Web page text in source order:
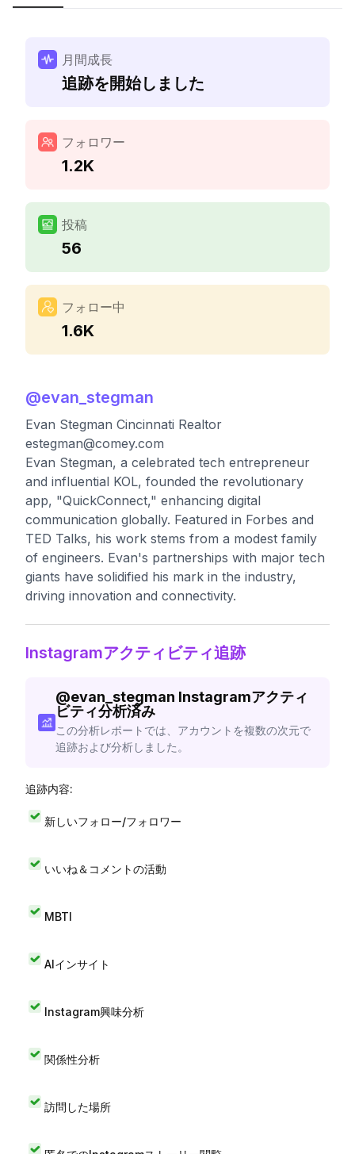
月間成長
追跡を開始しました
フォロワー
1.2K
投稿
56
フォロー中
1.6K
@evan_stegman
Evan Stegman Cincinnati Realtor
estegman@comey.com
Evan Stegman, a celebrated tech entrepreneur
and influential KOL, founded the revolutionary
app, "QuickConnect," enhancing digital
communication globally. Featured in Forbes and
TED Talks, his work stems from a modest family
of engineers. Evan's partnerships with major tech
giants have solidified his mark in the industry,
driving innovation and connectivity.
Instagramアクティビティ追跡
@evan_stegman Instagramアクティ
ビティ分析済み
この分析レポートでは、アカウントを複数の次元で
追跡および分析しました。
追跡内容:
新しいフォロー/フォロワー
いいね＆コメントの活動
MBTI
AIインサイト
Instagram興味分析
関係性分析
訪問した場所